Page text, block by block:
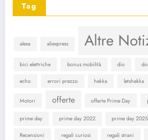
Tag
alexa aliexpress Altre
bici elettriche bonus mobilità dio
echo errori prezzo hekka letshekka
Motori offerte offerte Prime Day
prime day prime day 2022 prime day 2025
Recensioni regali curiosi regali strani